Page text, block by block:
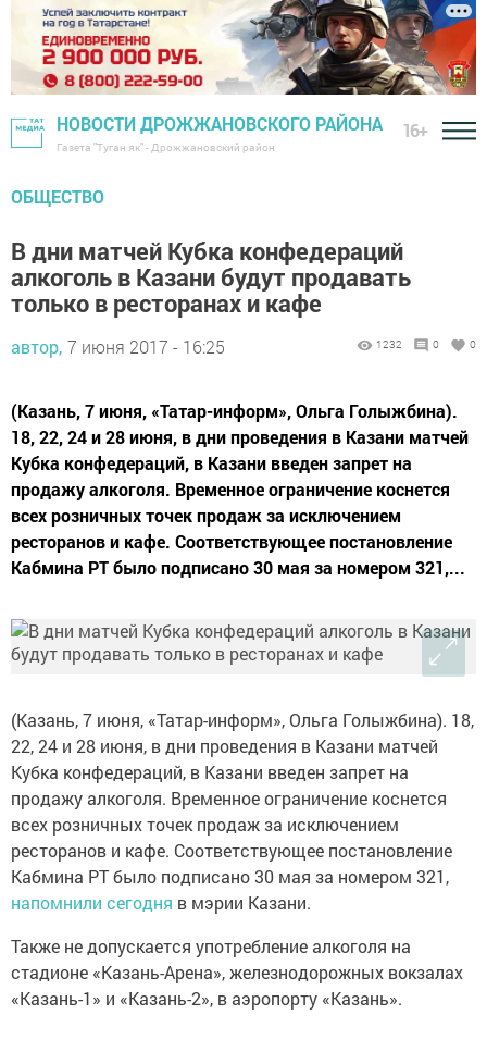
НОВОСТИ ДРОЖЖАНОВСКОГО РАЙОНА
Газета "Туган як" - Дрожжановский район
16+
ОБЩЕСТВО
В дни матчей Кубка конфедераций
алкоголь в Казани будут продавать
только в ресторанах и кафе
автор, 7 июня 2017 - 16:25 1232 0 0
(Казань, 7 июня, «Татар-информ», Ольга Голыжбина).
18, 22, 24 и 28 июня, в дни проведения в Казани матчей
Кубка конфедераций, в Казани введен запрет на
продажу алкоголя. Временное ограничение коснется
всех розничных точек продаж за исключением
ресторанов и кафе. Соответствующее постановление
Кабмина РТ было подписано 30 мая за номером 321,...
(Казань, 7 июня, «Татар-информ», Ольга Голыжбина). 18,
22, 24 и 28 июня, в дни проведения в Казани матчей
Кубка конфедераций, в Казани введен запрет на
продажу алкоголя. Временное ограничение коснется
всех розничных точек продаж за исключением
ресторанов и кафе. Соответствующее постановление
Кабмина РТ было подписано 30 мая за номером 321,
напомнили сегодня в мэрии Казани.
Также не допускается употребление алкоголя на
стадионе «Казань-Арена», железнодорожных вокзалах
«Казань-1» и «Казань-2», в аэропорту «Казань».